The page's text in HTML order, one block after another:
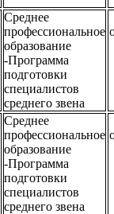
Среднее
профессиональное
образование
-Программа
подготовки
специалистов
среднего звена
Среднее
профессиональное
образование
-Программа
подготовки
специалистов
среднего звена